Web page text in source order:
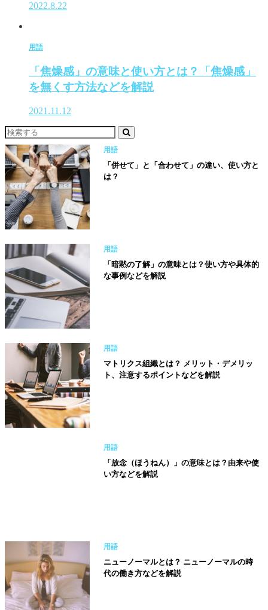
2022.8.22
用語
「焦燥感」の意味と使い方とは？「焦燥感」
を無くす方法などを解説
2021.11.12
用語
「併せて」と「合わせて」の違い、使い方と
は？
用語
「暗黙の了解」の意味とは？使い方や具体的
な事例などを解説
用語
マトリクス組織とは？ メリット・デメリッ
ト、注意するポイントなどを解説
用語
「放念（ほうねん）」の意味とは？由来や使
い方などを解説
用語
ニューノーマルとは？ ニューノーマルの時
代の働き方などを解説